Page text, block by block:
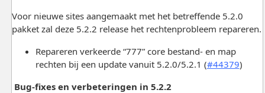
Voor nieuwe sites aangemaakt met het betreffende 5.2.0
pakket zal deze 5.2.2 release het rechtenprobleem repareren.
Repareren verkeerde “777” core bestand- en map
rechten bij een update vanuit 5.2.0/5.2.1 (#44379)
Bug-fixes en verbeteringen in 5.2.2